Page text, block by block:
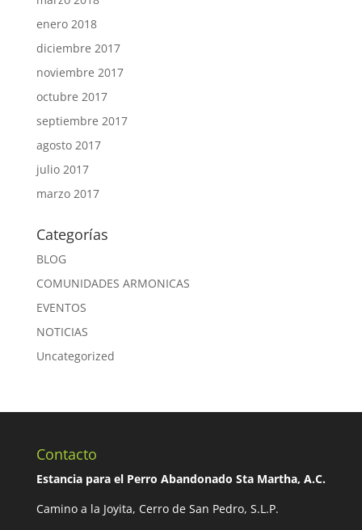
enero 2018
diciembre 2017
noviembre 2017
octubre 2017
septiembre 2017
agosto 2017
julio 2017
marzo 2017
Categorías
BLOG
COMUNIDADES ARMONICAS
EVENTOS
NOTICIAS
Uncategorized
Contacto
Estancia para el Perro Abandonado Sta Martha, A.C.
Camino a la Joyita, Cerro de San Pedro, S.L.P.